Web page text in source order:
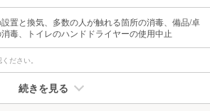
置と換気、多数の人が触れる箇所の消毒、備品/卓
消毒、トイレのハンドドライヤーの使用中止
ださい。
続きを見る